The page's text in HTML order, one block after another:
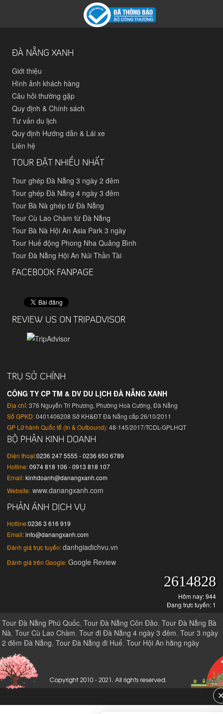
ĐÀ NẴNG XANH
Giới thiệu
Hình ảnh khách hàng
Câu hỏi thường gặp
Quy định & Chính sách
Tư vấn du lịch
Quy định Hướng dẫn & Lái xe
Liên hệ
TOUR ĐẶT NHIỀU NHẤT
Tour ghép Đà Nẵng 3 ngày 2 đêm
Tour ghép Đà Nẵng 4 ngày 3 đêm
Tour Bà Nà ghép từ Đà Nẵng
Tour Cù Lao Chàm từ Đà Nẵng
Tour Bà Nà Hội An Asia Park 3 ngày
Tour Huế động Phong Nha Quảng Bình
Tour Đà Nẵng Hội An Núi Thần Tài
FACEBOOK FANPAGE
REVIEW US ON TRIPADVISOR
TRỤ SỞ CHÍNH
CÔNG TY CP TM & DV DU LỊCH ĐÀ NẴNG XANH
Địa chỉ:376 Nguyễn Tri Phương, Phường Hoà Cường, Đà Nẵng
Số GPKD:0401406208 Sở KH&ĐT Đà Nẵng cấp 26/10/2011
GP Lữ hành Quốc tế (In & Outbound):48-145/2017/TCDL-GPLHQT
BỘ PHẬN KINH DOANH
Điện thoại:0236 247 5555 - 0236 650 6789
Hotline: 0974 818 106 - 0913 818 107
Email: kinhdoanh@danangxanh.com
Website: www.danangxanh.com
PHẢN ÁNH DỊCH VỤ
Hotline:0236 3 616 919
Email: info@danangxanh.com
Đánh giá trực tuyến:danhgiadichvu.vn
Đánh giá trên Google: Google Review
2614828
Hôm nay: 944
Đang trực tuyến: 1
Tour Đà Nẵng Phú Quốc,Tour Đà Nẵng Côn Đảo,Tour Đà Nẵng Bà
Nà,Tour Cù Lao Chàm,Tour đi Đà Nẵng 4 ngày 3 đêm,Tour 3 ngày
2 đêm Đà Nẵng,Tour Đà Nẵng đi Huế,Tour Hội An hằng ngày